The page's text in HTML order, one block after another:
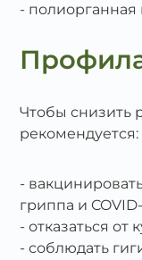
полиорганная
Чтобы снизить
рекомендуется:
гриппа и
отказаться от
соблюдать